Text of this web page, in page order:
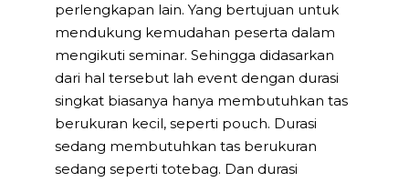
perlengkapan lain. Yang bertujuan untuk
mendukung kemudahan peserta dalam
mengikuti seminar. Sehingga didasarkan
dari hal tersebut lah event dengan durasi
singkat biasanya hanya membutuhkan tas
berukuran kecil, seperti pouch. Durasi
sedang membutuhkan tas berukuran
sedang seperti totebag. Dan durasi